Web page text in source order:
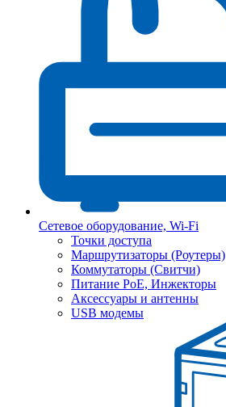
Сетевое оборудование, Wi-Fi
Точки доступа
Маршрутизаторы (Роутеры)
Коммутаторы (Свитчи)
Питание PoE, Инжекторы
Аксессуары и антенны
USB модемы